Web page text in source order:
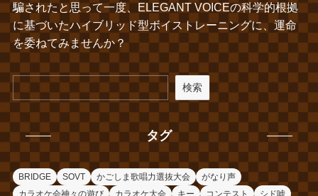
騙されたと思って一度、ELEGANT VOICEの科学的根拠
に基づいたハイブリッド型ボイストレーニングに、運命
を委ねてみませんか？
検索
タグ
BRIDGE SOVT かごしま歌唱力選抜大会
がなり声
カラオケ会神々の遊び
カラオケ大会 キー コンテスト
シド嘘